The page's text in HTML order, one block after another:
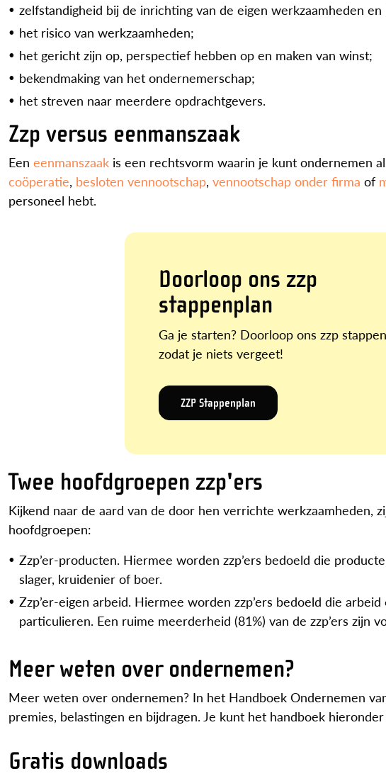
zelfstandigheid bij de inrichting van de eigen werkzaamheden
het risico van werkzaamheden;
het gericht zijn op, perspectief hebben op en maken van winst;
bekendmaking van het ondernemerschap;
het streven naar meerdere opdrachtgevers.
Zzp versus eenmanszaak
Een eenmanszaak is een rechtsvorm waarin je kunt ondernemen
coöperatie, besloten vennootschap, vennootschap onder firma of
personeel hebt.
Doorloop ons zzp
stappenplan
Ga je starten? Doorloop ons zzp
zodat je niets vergeet!
ZZP Stappenplan
Twee hoofdgroepen zzp'ers
Kijkend naar de aard van de door hen verrichte werkzaamheden,
hoofdgroepen:
Zzp’er-producten. Hiermee worden zzp’ers bedoeld die
slager, kruidenier of boer.
Zzp’er-eigen arbeid. Hiermee worden zzp’ers bedoeld die
particulieren. Een ruime meerderheid (81%) van de zzp’ers zijn
Meer weten over ondernemen?
Meer weten over ondernemen? In het Handboek Ondernemen
premies, belastingen en bijdragen. Je kunt het handboek
Gratis downloads